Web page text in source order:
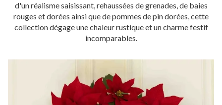
d'un réalisme saisissant, rehaussées de grenades, de baies
rouges et dorées ainsi que de pommes de pin dorées, cette
collection dégage une chaleur rustique et un charme festif
incomparables.